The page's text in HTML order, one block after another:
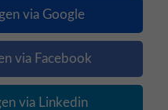
via Google
via Facebook
via Linkedin